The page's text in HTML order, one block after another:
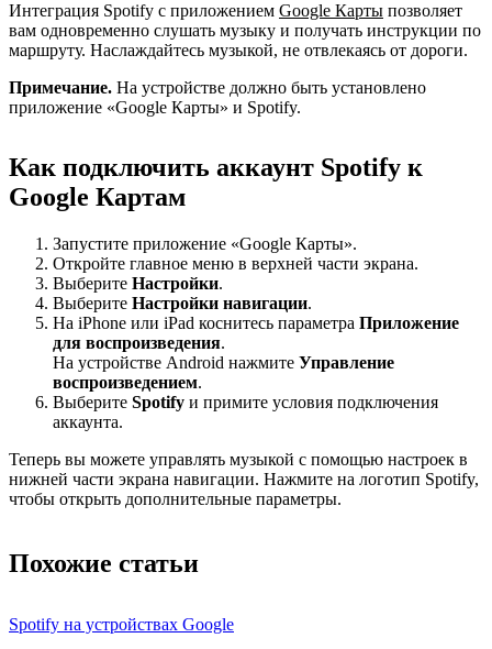
Интеграция Spotify с приложением Google Карты позволяет
вам одновременно слушать музыку и получать инструкции по
маршруту. Наслаждайтесь музыкой, не отвлекаясь от дороги.
Примечание. На устройстве должно быть установлено
приложение «Google Карты» и Spotify.
Как подключить аккаунт Spotify к
Google Картам
Запустите приложение «Google Карты».
Откройте главное меню в верхней части экрана.
Выберите Настройки.
Выберите Настройки навигации.
На iPhone или iPad коснитесь параметра Приложение
для воспроизведения.
На устройстве Android нажмите Управление
воспроизведением.
Выберите Spotify и примите условия подключения
аккаунта.
Теперь вы можете управлять музыкой с помощью настроек в
нижней части экрана навигации. Нажмите на логотип Spotify,
чтобы открыть дополнительные параметры.
Похожие статьи
Spotify на устройствах Google